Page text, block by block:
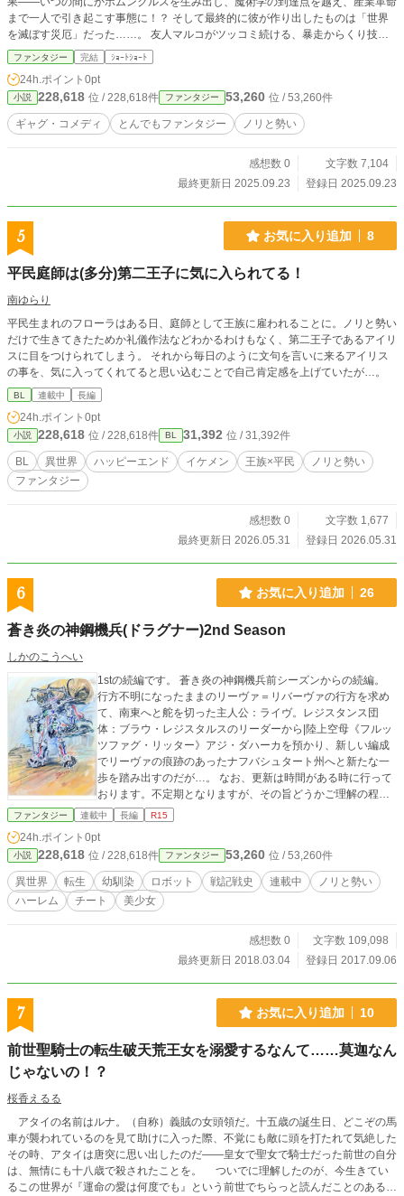
まで一人で引き起こす事態に！？ そして最終的に彼が作り出したものは「世界
を滅ぼす災厄」だった……。 友人マルコがツッコミ続ける、暴走からくり技師
の物語。 知り合いにお題を出されて作った短編です。 そのままになっていたの
で、せっかくなので投稿します。
ファンタジー 完結 ｼｮｰﾄｼｮｰﾄ
24h.ポイント 0pt
小説 228,618 位 / 228,618件 ファンタジー 53,260 位 / 53,260件
ギャグ・コメディ とんでもファンタジー ノリと勢い
感想数 0
文字数 7,104
最終更新日 2025.09.23
登録日 2025.09.23
5 お気に入り追加 8
平民庭師は(多分)第二王子に気に入られてる！
南ゆらり
平民生まれのフローラはある日、庭師として王族に雇われることに。ノリと勢い
だけで生きてきたためか礼儀作法などわかるわけもなく、第二王子であるアイリ
スに目をつけられてしまう。 それから毎日のように文句を言いに来るアイリス
の事を、気に入ってくれてると思い込むことで自己肯定感を上げていたが…。
BL 連載中 長編
24h.ポイント 0pt
小説 228,618 位 / 228,618件 BL 31,392 位 / 31,392件
BL 異世界 ハッピーエンド イケメン 王族×平民
ノリと勢い
ファンタジー
感想数 0
文字数 1,677
最終更新日 2026.05.31
登録日 2026.05.31
6 お気に入り追加 26
蒼き炎の神鋼機兵(ドラグナー)2nd Season
しかのこうへい
1stの続編です。 蒼き炎の神鋼機兵前シーズンからの続編。
行方不明になったままのリーヴァ＝リバーヴァの行方を求め
て、南東へと舵を切った主人公：ライヴ。レジスタンス団
体：ブラウ・レジスタルスのリーダーから|陸上空母《フルッ
ツファグ・リッター》アジ・ダハーカを預かり、新しい編成
でリーヴァの痕跡のあったナフバシュタート州へと新たな一
歩を踏み出すのだが…。 なお、更新は時間がある時に行って
おります。不定期となりますが、その旨どうかご理解の程よ
ろしくお願い申し上げます。
ファンタジー 連載中 長編 R15
24h.ポイント 0pt
小説 228,618 位 / 228,618件 ファンタジー 53,260 位 / 53,260件
異世界 転生 幼馴染 ロボット 戦記戦史 連載中
ノリと勢い
ハーレム
チート 美少女
感想数 0
文字数 109,098
最終更新日 2018.03.04
登録日 2017.09.06
7 お気に入り追加 10
前世聖騎士の転生破天荒王女を溺愛するなんて……莫迦なん
じゃないの！？
桜香えるる
アタイの名前はルナ。（自称）義賊の女頭領だ。十五歳の誕生日、どこぞの馬
車が襲われているのを見て助けに入った際、不覚にも敵に頭を打たれて気絶した
その時、アタイは唐突に思い出したのだ――皇女で聖女で騎士だった前世の自分
は、無情にも十八歳で殺されたことを。 ついでに理解したのが、今生きてい
るこの世界が『運命の愛は何度でも』という前世でちらっと読んだことのあるゲ